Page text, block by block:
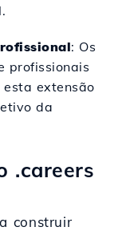
: Os
profissionais
extensão
da
.careers
construir